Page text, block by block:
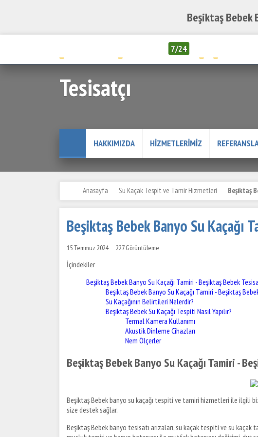
Beşiktaş Bebek
7/24
Tesisatçı
HAKKIMIZDA HIZMETLERIMIZ
Anasayfa Su Kaçak Tespit ve Tamir Hizmetleri Beşiktaş
Beşiktaş Bebek Banyo Su Kaçağı
15 Temmuz 2024 227 Görüntüleme
İçindekiler
Beşiktaş Bebek Banyo Su Kaçağı Tamiri - Beşiktaş Bebek
Beşiktaş Bebek Banyo Su Kaçağı Tamiri - Beşiktaş
Su Kaçağının Belirtileri Nelerdir?
Beşiktaş Bebek Su Kaçağı Tespiti Nasıl Yapılır?
Termal Kamera Kullanımı
Akustik Dinleme Cihazları
Nem Ölçerler
Beşiktaş Bebek Banyo Su Kaçağı Tamiri -
Beşiktaş Bebek banyo su kaçağı tespiti ve tamiri hizmetleri ile ilgili
size destek sağlar.
Beşiktaş Bebek banyo tesisatı arızaları, su kaçak tespiti ve su